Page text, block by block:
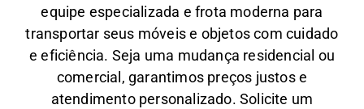
equipe especializada e frota moderna para
transportar seus móveis e objetos comcuidado
e eficiência. Seja uma mudança residencial ou
comercial , garantimos preços justos e
atendimento personalizado. Solicite um